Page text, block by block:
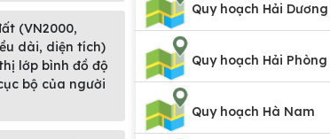
(VN2000,
dài, diện tích)
lớp bình đồ độ
bộ của người
Quy hoạch Hải Dương
Quy hoạch Hải Phòng
Quy hoạch Hà Nam